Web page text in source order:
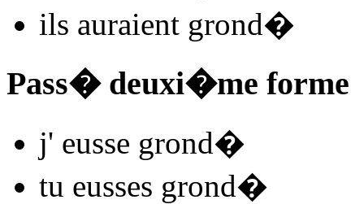
ils auraient grond�
Pass� deuxi�me forme
j' eusse grond�
tu eusses grond�